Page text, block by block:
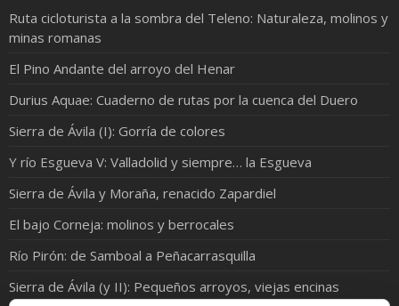
Ruta cicloturista a la sombra del Teleno: Naturaleza, molinos y
minas romanas
El Pino Andante del arroyo del Henar
Durius Aquae: Cuaderno de rutas por la cuenca del Duero
Sierra de Ávila (I): Gorría de colores
Y río Esgueva V: Valladolid y siempre… la Esgueva
Sierra de Ávila y Moraña, renacido Zapardiel
El bajo Corneja: molinos y berrocales
Río Pirón: de Samboal a Peñacarrasquilla
Sierra de Ávila (y II): Pequeños arroyos, viejas encinas